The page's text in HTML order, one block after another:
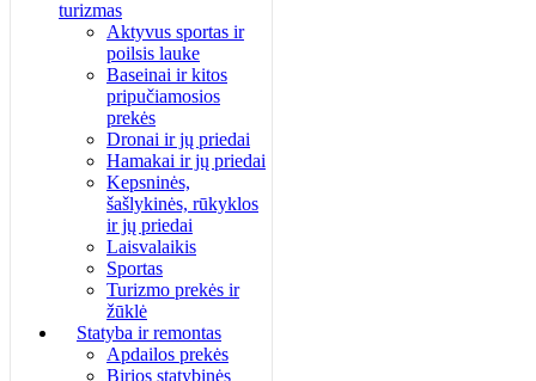
turizmas
Aktyvus sportas ir
poilsis lauke
Baseinai ir kitos
pripučiamosios
prekės
Dronai ir jų priedai
Hamakai ir jų priedai
Kepsninės,
šašlykinės, rūkyklos
ir jų priedai
Laisvalaikis
Sportas
Turizmo prekės ir
žūklė
Statyba ir remontas
Apdailos prekės
Birios statybinės